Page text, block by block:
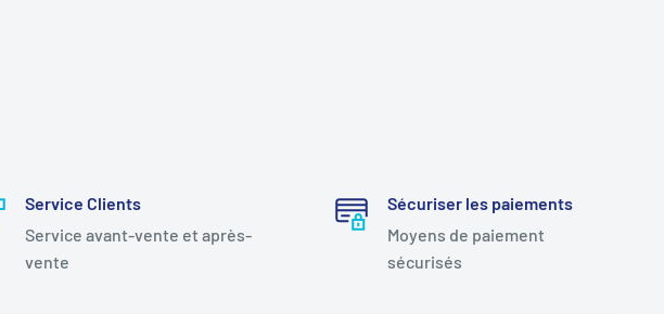
Service Clients
Service avant-vente et après-
vente
Sécuriser les paiements
Moyens de paiement
sécurisés